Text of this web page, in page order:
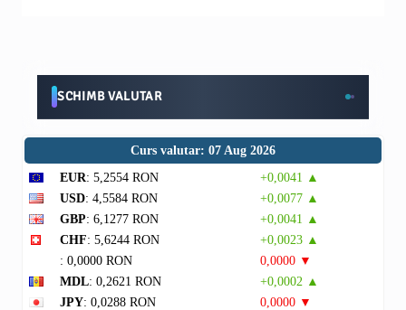
SCHIMB VALUTAR
Curs valutar: 07 Aug 2026
EUR: 5,2554 RON
+0,0041 ▲
USD: 4,5584 RON
+0,0077 ▲
GBP: 6,1277 RON
+0,0041 ▲
CHF: 5,6244 RON
+0,0023 ▲
: 0,0000 RON
0,0000 ▼
MDL: 0,2621 RON
+0,0002 ▲
JPY: 0,0288 RON
0,0000 ▼